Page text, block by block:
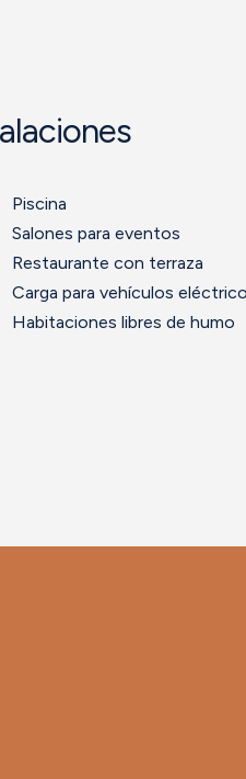
Piscina
Salones para eventos
Restaurante con terraza
Carga para vehículos
Habitaciones libres de humo